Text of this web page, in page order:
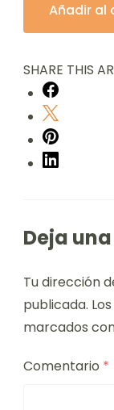
Añadir al
SHARE THIS
Deja
Tu dirección
publicada.
marcados
Comentario *